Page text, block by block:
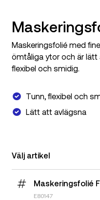
Maskeringsfolié med
ömtåliga ytor och är lätt
flexibel och smidig.
Tunn, flexibel och
Lätt att avlägsna
Välj artikel
Maskeringsfolié
E80147